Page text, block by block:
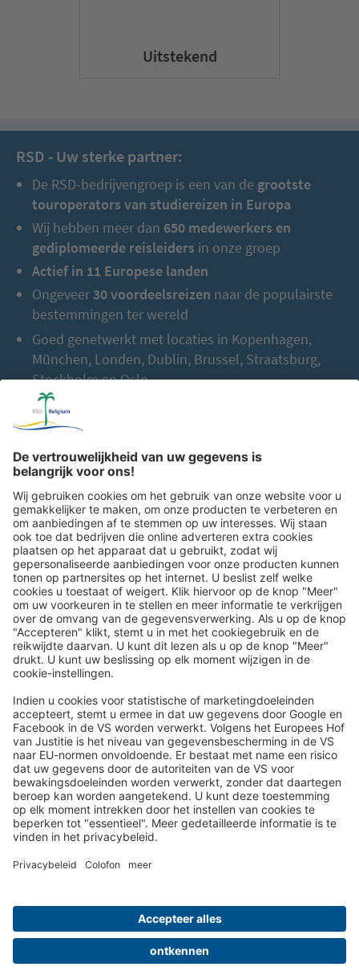
Uitstekend
RSD - Uw sterke partner:
De RSD-bedrijvengroep is een van de grootste
touroperators van studiereizen in Europa
Wij hebben meer dan 650 medewerkers en
gediplomeerde reisleiders in onze groep
Actief in 11 Europese landen
Ongeveer 30 voordeelsreizen naar de populairste
bestemmingen ter wereld
Goed genetwerkt met locaties in Kopenhagen,
München, Londen, Dublin, Brussel, Straatsburg,
Stockholm en Oslo
Meer dan
Europa
Reispost per e-mail nieuwsbrief:
Wij sturen u in de toekomst graag onze mooiste reizen per e-
mail toe!
Schrijf je nu in!
Privacy- en Cookiebeleid
Cookie-instellingen
Reisverzekering